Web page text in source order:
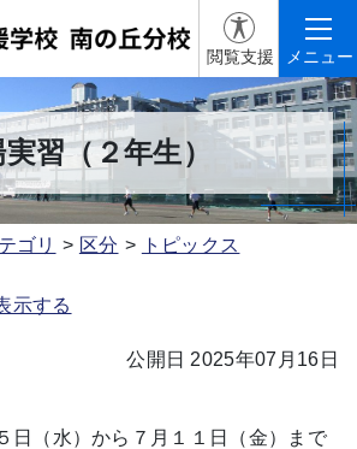
閲覧支援 メニュー
習（２年生）
ゴリ 区分
トピックス
示する
公開日 2025年07月16日
日（水）から７月１１日（金）まで